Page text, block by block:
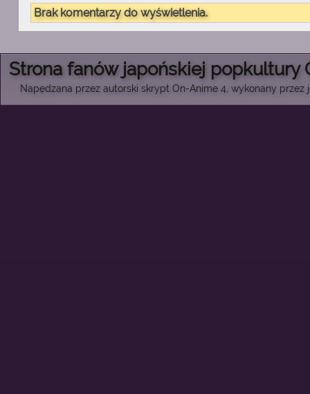
Brak komentarzy do wyświetlenia.
Strona fanów japońskiej popkultury
Napędzana przez autorski skrypt On-Anime 4, wykonany przez